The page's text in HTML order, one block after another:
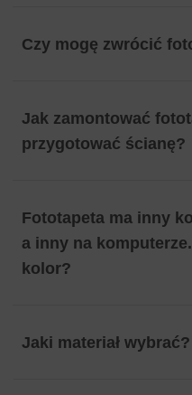
Czy mogę zwrócić
Jak zamontować
przygotować ścianę?
Fototapeta ma inny
a inny na
kolor?
Jaki materiał wybrać?